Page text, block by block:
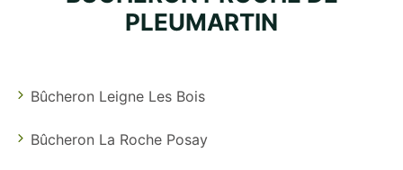
PLEUMARTIN
Bûcheron Leigne Les Bois
Bûcheron La Roche Posay